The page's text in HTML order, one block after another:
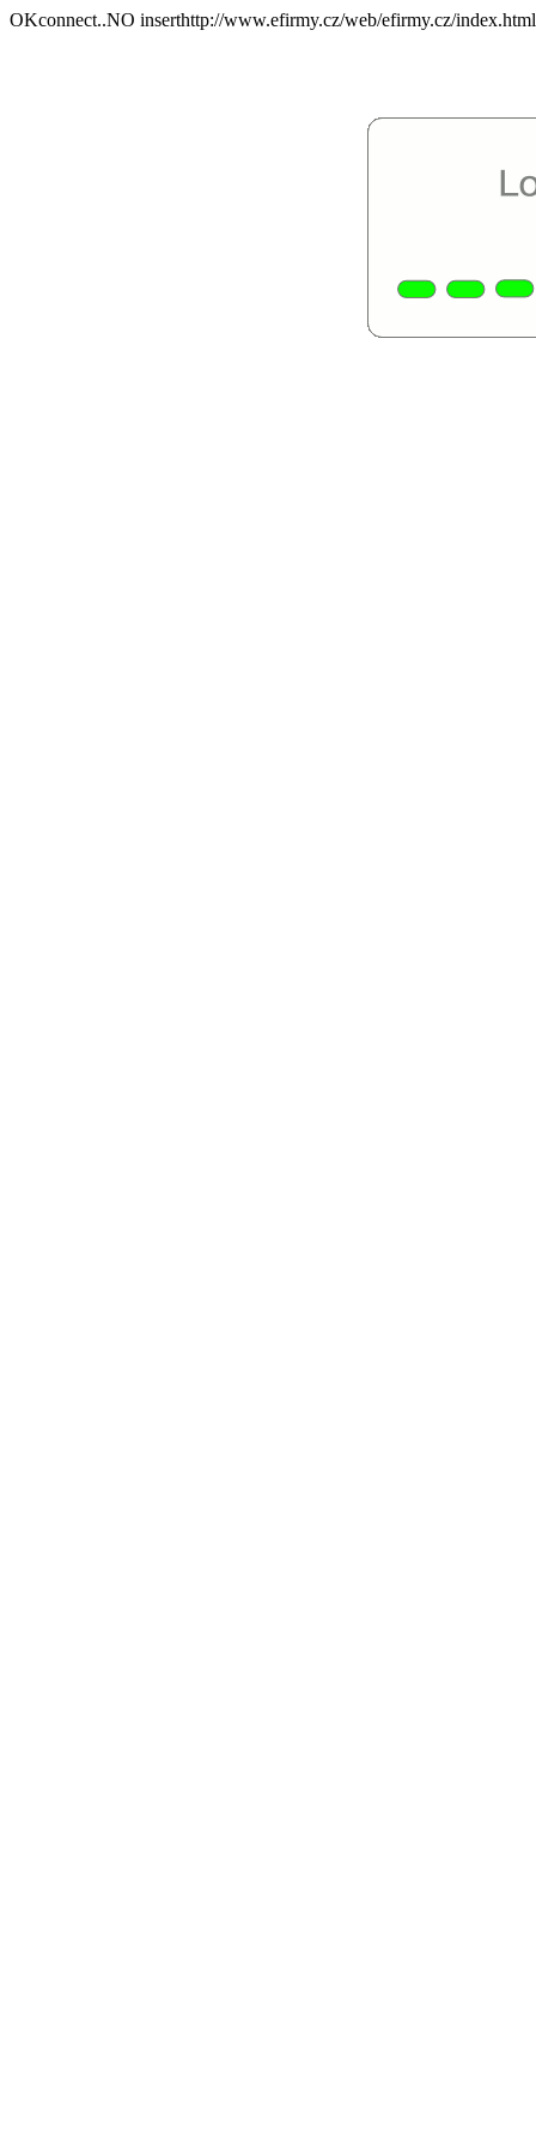
OKconnect..NO inserthttp://www.efirmy.cz/web/efirmy.cz/index.html